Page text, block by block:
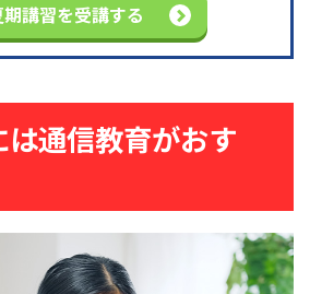
期講習を受講する
通信教育がおす